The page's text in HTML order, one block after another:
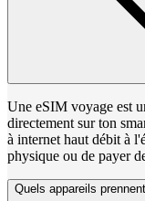
Une eSIM voyage est
directement sur ton
à internet haut débit à
physique ou de payer
Quels appareils